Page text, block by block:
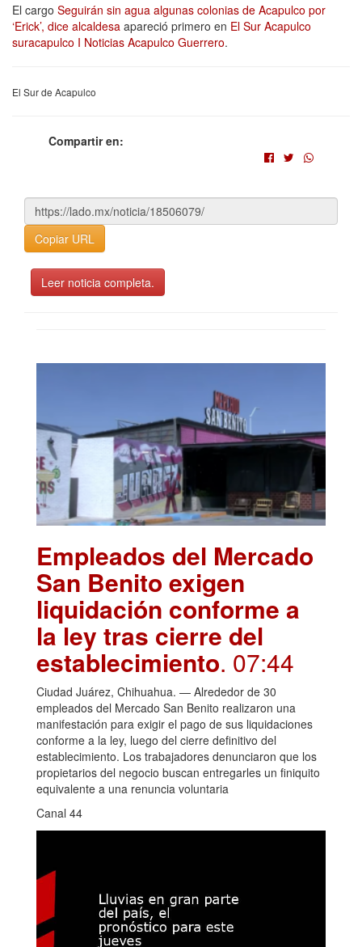
El cargo Seguirán sin agua algunas colonias de Acapulco por
‘Erick’, dice alcaldesa apareció primero en El Sur Acapulco
suracapulco I Noticias Acapulco Guerrero.
El Sur de Acapulco
Compartir en:
Copiar URL
Leer noticia completa.
Empleados del Mercado
San Benito exigen
liquidación conforme a
la ley tras cierre del
establecimiento. 07:44
Ciudad Juárez, Chihuahua. — Alrededor de 30
empleados del Mercado San Benito realizaron una
manifestación para exigir el pago de sus liquidaciones
conforme a la ley, luego del cierre definitivo del
establecimiento. Los trabajadores denunciaron que los
propietarios del negocio buscan entregarles un finiquito
equivalente a una renuncia voluntaria
Canal 44